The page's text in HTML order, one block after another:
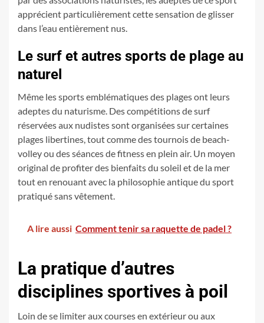
apprécient particulièrement cette sensation de glisser
dans l’eau entièrement nus.
Le surf et autres sports de plage au
naturel
Même les sports emblématiques des plages ont leurs
adeptes du naturisme. Des compétitions de surf
réservées aux nudistes sont organisées sur certaines
plages libertines, tout comme des tournois de beach-
volley ou des séances de fitness en plein air. Un moyen
original de profiter des bienfaits du soleil et de la mer
tout en renouant avec la philosophie antique du sport
pratiqué sans vêtement.
A lire aussi Comment tenir sa raquette de padel ?
La pratique d’autres
disciplines sportives à poil
Loin de se limiter aux courses en extérieur ou aux